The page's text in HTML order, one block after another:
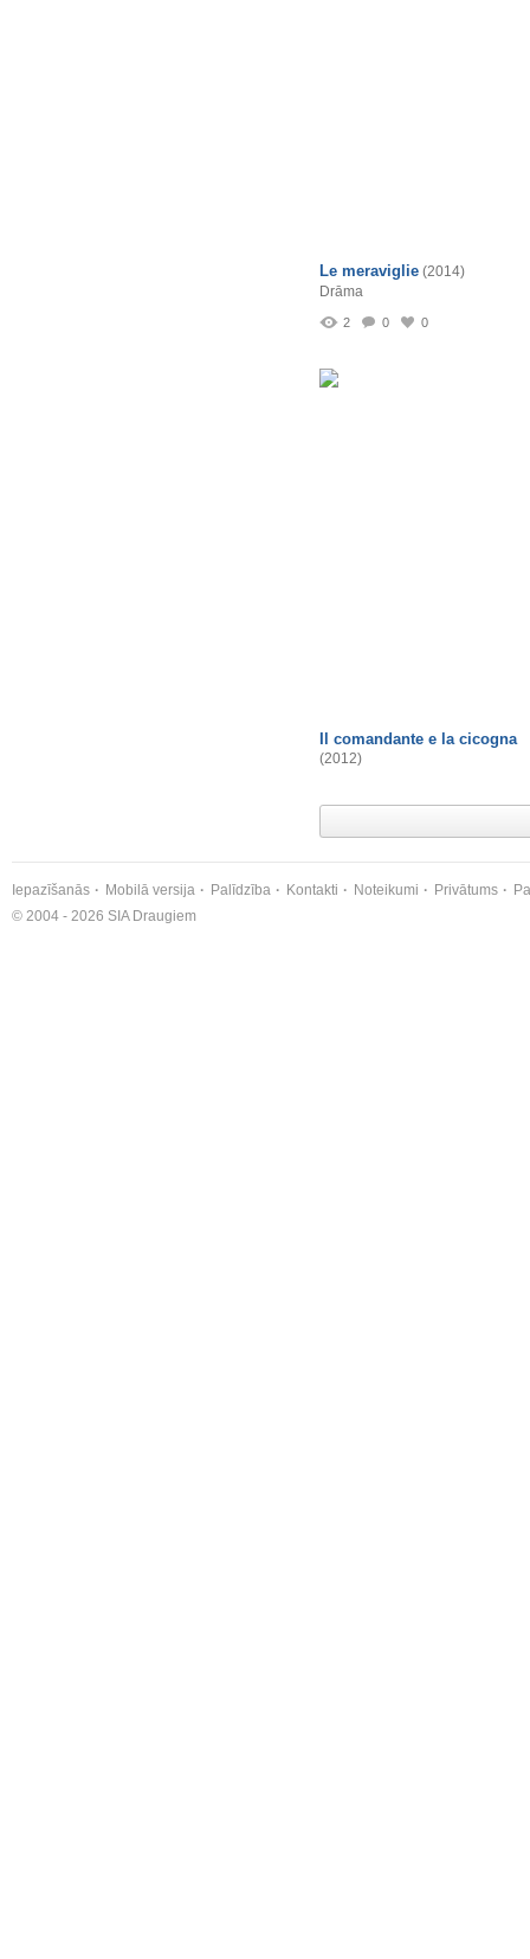
Le meraviglie (2014)
Drāma
2 0 0
Il comandante e la cicogna
(2012)
Iepazīšanās Mobilā versija Palīdzība Kontakti Noteikumi Privātums
© 2004 - 2026 SIA Draugiem